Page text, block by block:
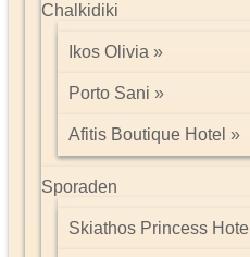
Chalkidiki
Ikos Olivia
Porto Sani
Afitis Boutique Hotel
Sporaden
Skiathos Princess Hotel